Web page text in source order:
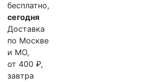
бесплатно,
сегодня
Доставка
по Москве
и МО,
от 400 ₽,
завтра